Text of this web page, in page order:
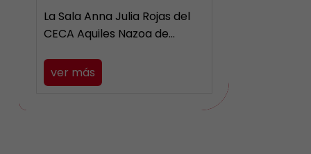
La Sala Anna Julia Rojas del
CECA Aquiles Nazoa de…
ver más